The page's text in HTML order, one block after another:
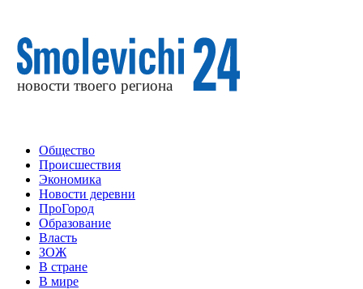
Общество
Происшествия
Экономика
Новости деревни
ПроГород
Образование
Власть
ЗОЖ
В стране
В мире